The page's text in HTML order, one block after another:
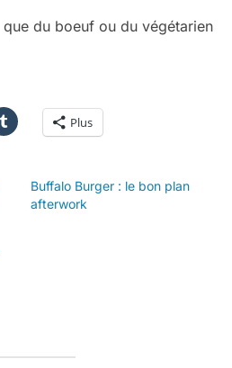
que du boeuf ou du végétarien
Plus
Buffalo Burger : le bon plan
afterwork